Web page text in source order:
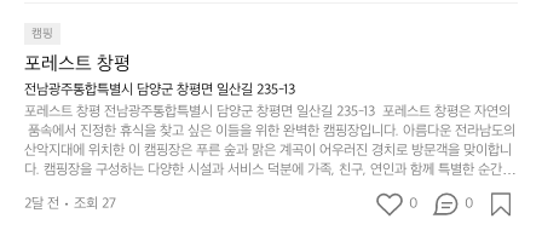
다.
그
럴
때
는
차
고
다
니
고
싶
어
하
지
않
은
디
자
무
좋
네
요
이
함께 좋은 시간을 보낼 수 있다는 것입니다. 또한, 하이글루 인근에는 다양한 트레킹 코스와
자전거 도로가 있어 아웃도어 활동을 좋아하는 이들에게 더욱 참조할 만한 장소가 됩니다.
담양의 아름다운 자연과 함께, 건강한 레저 활동을 즐기며 행복한 캠핑 경험을 쌓으실 수 있
습니다. 하이글루에서 특별한 순간을 만끽해보세요. 따뜻한 햇살과 함께하는 아침, 상징적인
담양의 죽녹원과 함께 어우러진 저녁, 그리고 고요한 밤하늘 아래에서 별을 바라보며 나누는
이야기들은 여러분의 캠핑 여행을 더욱 특별하게 만들어 줄 것입니다.  인기 정도: ★★★★
★
캠핑
포레스트 창평
전남광주통합특별시 담양군 창평면 일산길 235-13
포레스트 창평 전남광주통합특별시 담양군 창평면 일산길 235-13  포레스트 창평은 자연의
품속에서 진정한 휴식을 찾고 싶은 이들을 위한 완벽한 캠핑장입니다. 아름다운 전라남도의
산악지대에 위치한 이 캠핑장은 푸른 숲과 맑은 계곡이 어우러진 경치로 방문객을 맞이합니
다. 캠핑장을 구성하는 다양한 시설과 서비스 덕분에 가족, 친구, 연인과 함께 특별한 순간을
만들어갈 수 있는 최적의 공간이 됩니다.  포레스트 창평은 주말마다 직접 재배한 신선한 농
산물을 제공하는 캠핑장으로, 현지에서만 느낄 수 있는 자연의 맛을 경험할 수 있습니다. 또
2달 전 조회 27 0 0